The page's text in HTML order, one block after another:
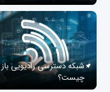
شبکه دسترسی رادیویی باز
چیست؟